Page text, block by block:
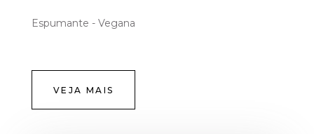
Espumante - Vegana
VEJA MAIS